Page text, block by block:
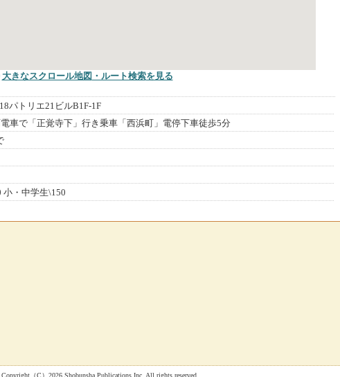
大きなスクロール地図 ・ルート検索を見る
パトリエ21ビルB1F-1F
車で「正覚寺下」行き乗車「西浜町」電停下車徒歩5分
小・中学生\150
（C）2026 Shobunsha Publications,Inc. All rights reserved.